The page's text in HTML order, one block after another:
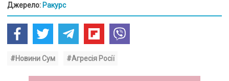
Джерело: Ракурс
#Новини Сум #Агресія Росії